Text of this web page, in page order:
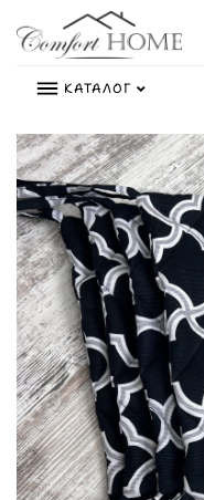
КАТАЛОГ